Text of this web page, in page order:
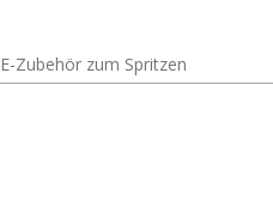
E-Zubehör zum Spritzen